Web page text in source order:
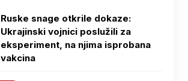
Ruske snage otkrile dokaze:
Ukrajinski vojnici poslužili za
eksperiment, na njima isprobana
vakcina